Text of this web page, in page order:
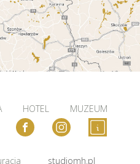
HOTEL
MUZEUM
studiomh.pl